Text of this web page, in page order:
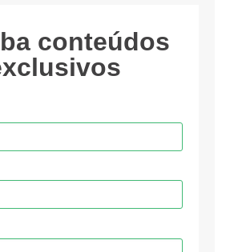
conteúdos